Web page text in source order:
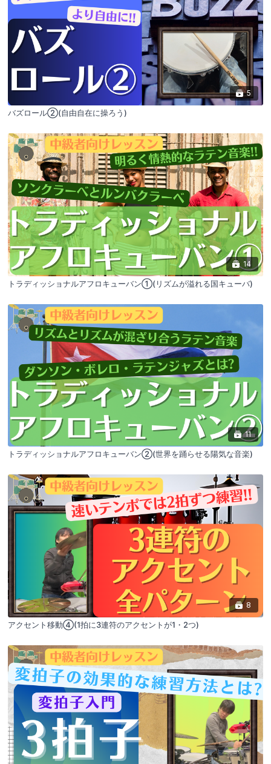
5
バズロール②(自由自在に操ろう)
14
トラディッショナルアフロキューバン①(リズムが溢れる国キューバ)
11
トラディッショナルアフロキューバン②(世界を踊らせる陽気な音楽)
8
アクセント移動④(1拍に3連符のアクセントが1・2つ)